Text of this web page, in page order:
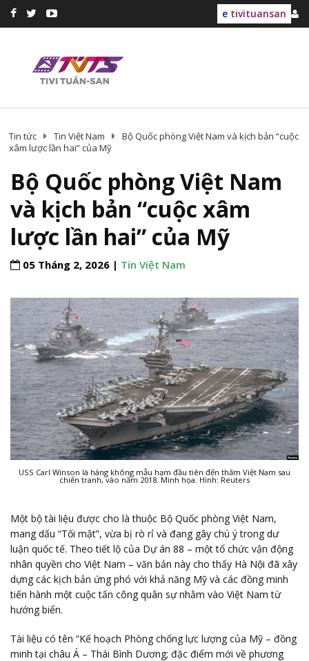
e tivituansan
Tin tức Tin Việt Nam
Bộ Quốc phòng Việt Nam và kịch bản “cuộc
xâm lược lần hai” của Mỹ
Bộ Quốc phòng Việt Nam
và kịch bản “cuộc xâm
lược lần hai” của Mỹ
05 Tháng 2, 2026 | Tin Việt Nam
USS Carl Winson là hàng không mẫu hạm đầu tiên đến thăm Việt Nam sau
chiến tranh, vào năm 2018. Minh họa. Hình: Reuters
Một bộ tài liệu được cho là thuộc Bộ Quốc phòng Việt Nam,
mang dấu “Tối mật”, vừa bị rò rỉ và đang gây chú ý trong dư
luận quốc tế. Theo tiết lộ của Dự án 88 – một tổ chức vận động
nhân quyền cho Việt Nam – văn bản này cho thấy Hà Nội đã xây
dựng các kịch bản ứng phó với khả năng Mỹ và các đồng minh
tiến hành một cuộc tấn công quân sự nhằm vào Việt Nam từ
hướng biển.
Tài liệu có tên “Kế hoạch Phòng chống lực lượng của Mỹ – đồng
minh tại châu Á – Thái Bình Dương; đặc điểm mới về phương